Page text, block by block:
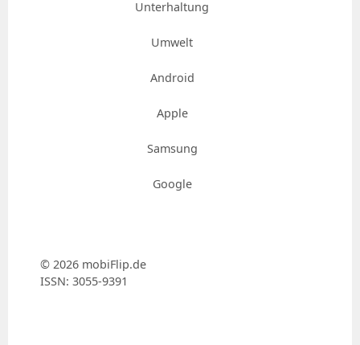
Unterhaltung
Umwelt
Android
Apple
Samsung
Google
© 2026 mobiFlip.de
ISSN: 3055-9391